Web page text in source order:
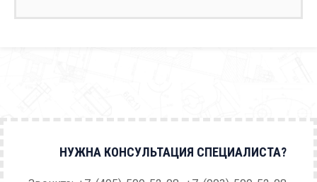
НУЖНА КОНСУЛЬТАЦИЯ СПЕЦИАЛИСТА?